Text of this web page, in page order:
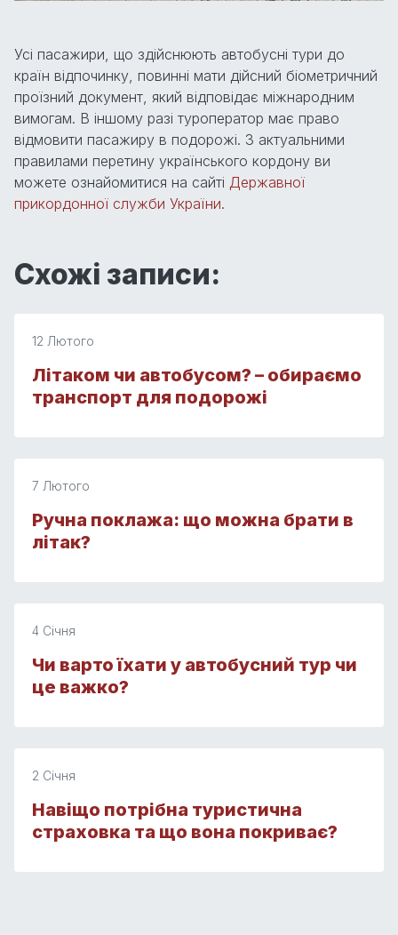
Усі пасажири, що здійснюють автобусні тури до
країн відпочинку, повинні мати дійсний біометричний
проїзний документ, який відповідає міжнародним
вимогам. В іншому разі туроператор має право
відмовити пасажиру в подорожі. З актуальними
правилами перетину українського кордону ви
можете ознайомитися на сайті Державної
прикордонної служби України.
Схожі записи:
12 Лютого
Літаком чи автобусом? – обираємо
транспорт для подорожі
7 Лютого
Ручна поклажа: що можна брати в
літак?
4 Січня
Чи варто їхати у автобусний тур чи
це важко?
2 Січня
Навіщо потрібна туристична
страховка та що вона покриває?